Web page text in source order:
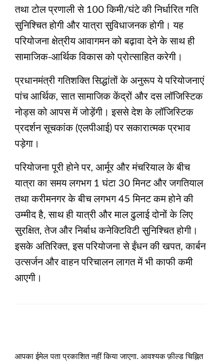
तथा टोल प्रणाली से 100 किमी/घंटे की निर्धारित गति
सुनिश्चित होगी और यात्रा सुविधाजनक होगी। यह
परियोजना क्षेत्रीय आवागमन को बढ़ावा देने के साथ ही
सामाजिक-आर्थिक विकास को प्रोत्साहित करेगी।
प्रधानमंत्री गतिशक्ति सिद्धांतों के अनुरूप ये परियोजनाएं
पांच आर्थिक, सात सामाजिक केंद्रों और दस लॉजिस्टिक
नोड्स को आपस में जोड़ेंगी। इससे देश के लॉजिस्टिक
प्रदर्शन सूचकांक (एलपीआई) पर सकारात्मक प्रभाव
पड़ेगा।
परियोजना पूरी होने पर, आर्मूर और मंचरियाल के बीच
यात्रा का समय लगभग 1 घंटा 30 मिनट और जगतियाल
तथा करीमनगर के बीच लगभग 45 मिनट कम होने की
उम्मीद है, साथ ही यात्री और माल ढुलाई दोनों के लिए
सुरक्षित, तेज और निर्बाध कनेक्टिविटी सुनिश्चित होगी।
इसके अतिरिक्त, इस परियोजना से ईंधन की खपत, कार्बन
उत्सर्जन और वाहन परिचालन लागत में भी काफी कमी
आएगी।
आपका ईमेल पता प्रकाशित नहीं किया जाएगा. आवश्यक फ़ील्ड चिह्नित